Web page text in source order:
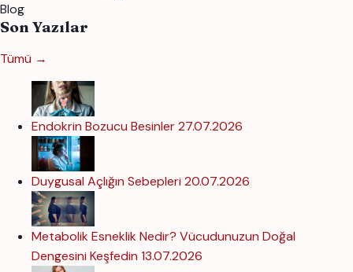
Blog
Son Yazılar
Tümü →
Endokrin Bozucu Besinler27.07.2026
Duygusal Açlığın Sebepleri 20.07.2026
Metabolik Esneklik Nedir? Vücudunuzun Doğal
Dengesini Keşfedin 13.07.2026